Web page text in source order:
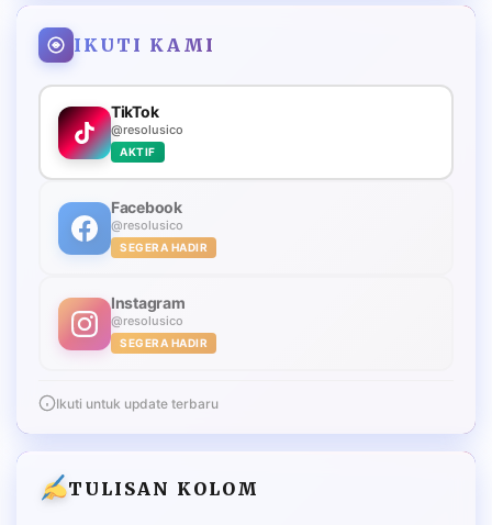
IKUTI KAMI
TikTok
@resolusico
AKTIF
Facebook
@resolusico
SEGERA HADIR
Instagram
@resolusico
SEGERA HADIR
Ikuti untuk update terbaru
TULISAN KOLOM